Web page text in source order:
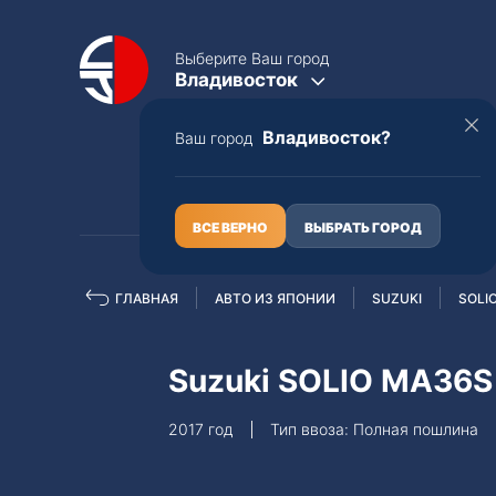
Выберите Ваш город
Владивосток
Ваш город Владивосток?
ВСЕ ВЕРНО ВЫБРАТЬ ГОРОД
Полная пошлина
ГЛАВНАЯ АВТО ИЗ ЯПОНИИ SUZUKI
Suzuki SOLIO MA36S
2017 год Тип ввоза: Полная пошлина